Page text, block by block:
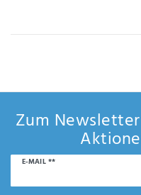
Hiermit
Zum
E-MAIL **
Newsletter